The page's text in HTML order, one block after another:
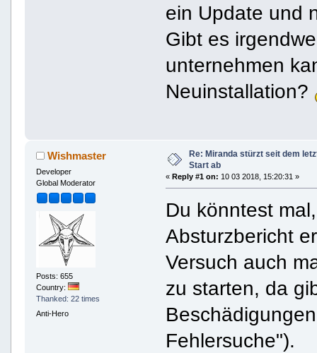
ein Update und
Gibt es
unternehmen
Neuinstallation?
Wishmaster
Developer
Global Moderator
Posts: 655
Country:
Thanked: 22 times
Anti-Hero
Re: Miranda stürzt seit dem
Start ab
«Reply #1 on: 10 03 2018, 15:20:31 »
Du könntest
Absturzbericht
Versuch auch
zu starten, da
Fehlersuche").